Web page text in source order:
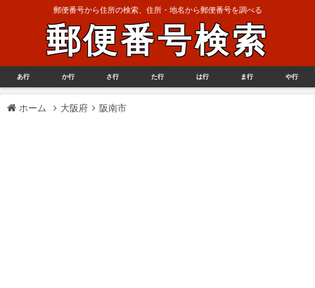
郵便番号から住所の検索、住所・地名から郵便番号を調べる
郵便番号検索
あ行 か行 さ行 た行 は行 ま行 や行
ホーム 大阪府 阪南市